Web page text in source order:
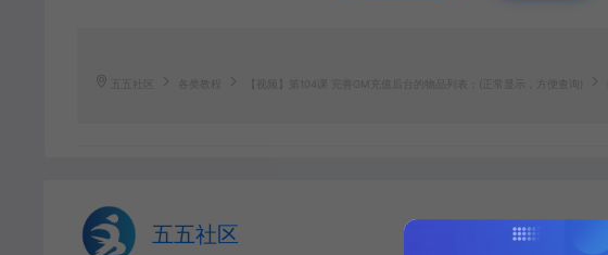
五五社区 各类教程 【视频】第104课 完善GM充值后台的物品列表；(正常显示，方便查询)
五五社区